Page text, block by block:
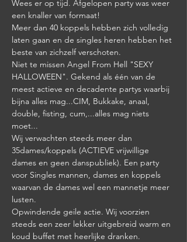
Wees er op tijd. Afgelopen party was weer
een knaller van formaat!
Meer dan 40 koppels hebben zich volledig
laten gaan en de singles heren hebben het
beste van zichzelf verschoten.
Niet te missen Angel From Hell "SEXY
HALLOWEEN". Gekend als één van de
meest actieve en decadente partys waarbij
bijna alles mag...CIM, Bukkake, anaal,
double, fisting, cum,...alles mag niets
moet...
Wij verwachten steeds meer dan
35dames/koppels (ACTIEVE vrijwillige
dames en geen danspubliek). Een party
voor Singles mannen, dames en koppels
waarvan de dames wel een mannetje meer
lusten.
Opwindende geile actie. Wij voorzien
steeds een zeer lekker uitgebreid warm en
koud buffet met heerlijke dranken.